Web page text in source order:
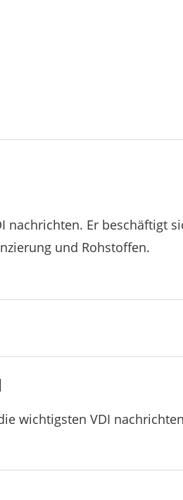
nachrichten. Er beschäftigt
und Rohstoffen.
wichtigsten VDI